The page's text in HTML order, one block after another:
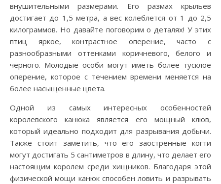
внушительными размерами. Его размах крыльев
достигает до 1,5 метра, а вес колеблется от 1 до 2,5
килограммов. Но давайте поговорим о деталях! У этих
птиц яркое, контрастное оперение, часто с
разнообразными оттенками коричневого, белого и
черного. Молодые особи могут иметь более тусклое
оперение, которое с течением времени меняется на
более насыщенные цвета.
Одной из самых интересных особенностей
королевского канюка является его мощный клюв,
который идеально подходит для разрывания добычи.
Также стоит заметить, что его заостренные когти
могут достигать 5 сантиметров в длину, что делает его
настоящим королем среди хищников. Благодаря этой
физической мощи канюк способен ловить и разрывать